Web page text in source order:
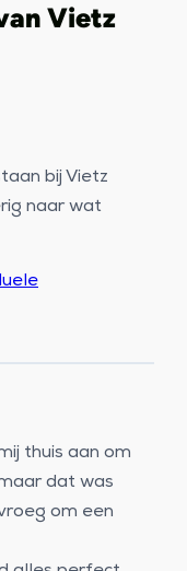
Vietz
bij Vietz
naar wat
thuis aan om
dat was
om een